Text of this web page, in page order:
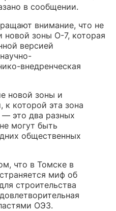
в сообщении.
внимание, что не
новой зоны О-7, которая
версией
внедренческая
новой зоны и
к которой эта зона
это два разных
могут быть
общественных
что в Томске в
миф об
строительства
ОЭЗ.